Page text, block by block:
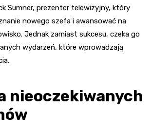
Sumner, prezenter telewizyjny, który
nowego szefa i awansować na
Jednak zamiast sukcesu, czeka go
wydarzeń, które wprowadzają
nieoczekiwanych